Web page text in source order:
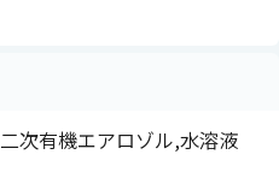
次有機エアロゾル,水溶液